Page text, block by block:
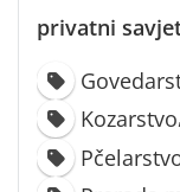
privatni
Kozarstvo